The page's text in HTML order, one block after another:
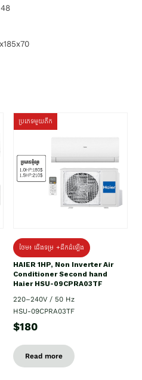
ប្រភេទមួយតឹក
ថែម៖ ជើងទម្រ +ដឹកដំឡើង
HAIER 1HP, Non Inverter Air
Conditioner Second hand
Haier HSU-09CPRA03TF
220–240V / 50 Hz
HSU-09CPRA03TF
$180
Read more